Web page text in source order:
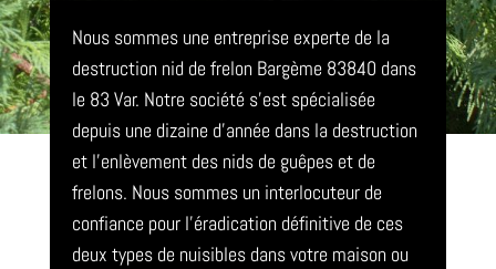
Nous sommes une entreprise experte de la
destruction nid de frelon Bargème 83840 dans
le 83 Var. Notre société s’est spécialisée
depuis une dizaine d’année dans la destruction
et l’enlèvement des nids de guêpes et de
frelons. Nous sommes un interlocuteur de
confiance pour l’éradication définitive de ces
deux types de nuisibles dans votre maison ou